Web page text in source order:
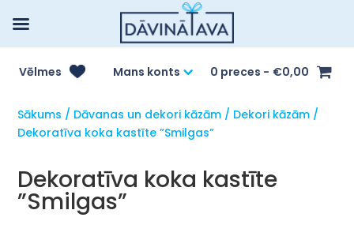
Vēlmes Mans konts 0 preces €0,00
Sākums / Dāvanas un dekori kāzām / Dekori kāzām /
Dekoratīva koka kastīte ”Smilgas”
Dekoratīva koka kastīte
”Smilgas”